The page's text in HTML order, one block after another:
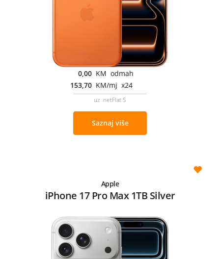
0,00 KM odmah
153,70 KM/mj x24
uz netFlat S
Saznaj više
Apple
iPhone 17 Pro Max 1TB Silver